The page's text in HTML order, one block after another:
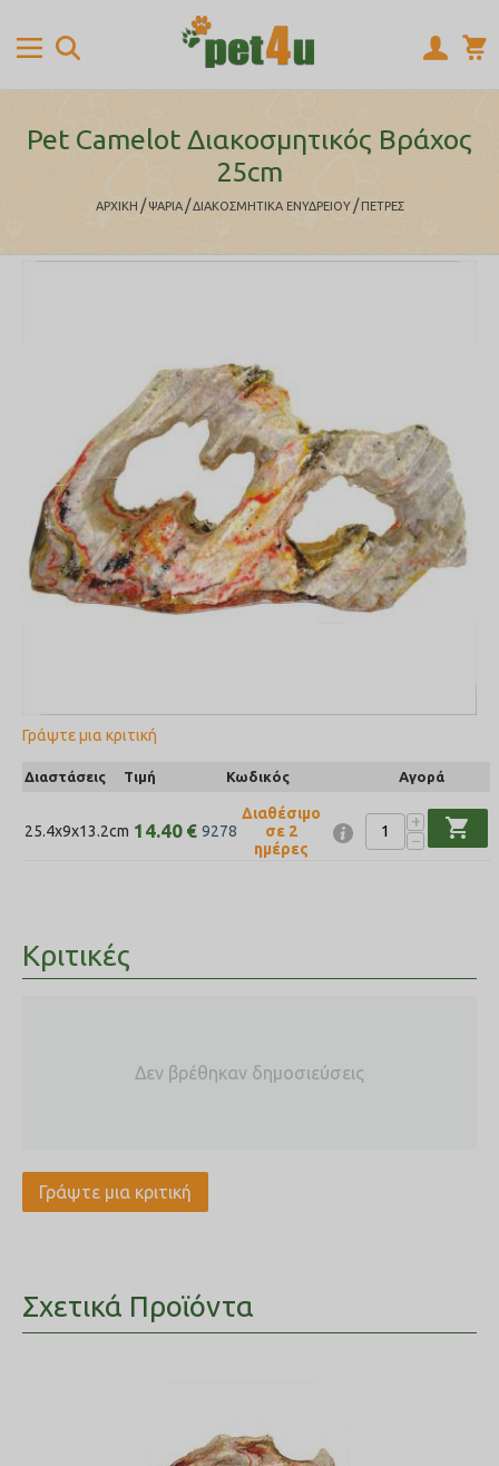
Pet Camelot Διακοσμητικός Βράχος
25cm
ΑΡΧΙΚΉ / ΨΑΡΙΑ / ΔΙΑΚΟΣΜΗΤΙΚΑ ΕΝΥΔΡΕΙΟΥ / ΠΕΤΡΕΣ
Γράψτε μια κριτική
Διαστάσεις Τιμή Κωδικός Αγορά
25.4x9x13.2cm 14.40 € 9278
Διαθέσιμο
σε 2
ημέρες
+
−
shopping_cart
Κριτικές
Δεν βρέθηκαν δημοσιεύσεις
Γράψτε μια κριτική
Σχετικά Προϊόντα